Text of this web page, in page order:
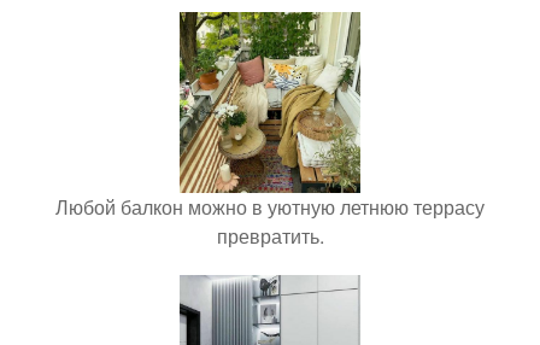
Любой балкон можно в уютную летнюю террасу
превратить.